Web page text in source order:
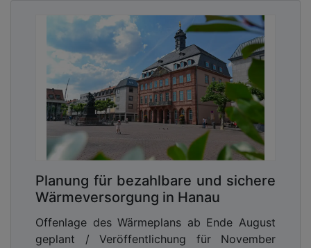
Planung für bezahlbare und sichere
Wärmeversorgung in Hanau
Offenlage des Wärmeplans ab Ende August
geplant / Veröffentlichung für November